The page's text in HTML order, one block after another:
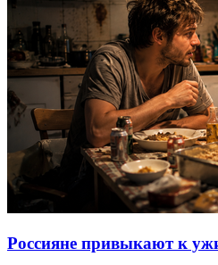
Россияне привыкают к